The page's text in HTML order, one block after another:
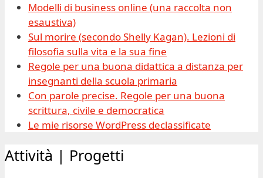
Modelli di business online (una raccolta non
esaustiva)
Sul morire (secondo Shelly Kagan). Lezioni di
filosofia sulla vita e la sua fine
Regole per una buona didattica a distanza per
insegnanti della scuola primaria
Con parole precise. Regole per una buona
scrittura, civile e democratica
Le mie risorse WordPress declassificate
Attività | Progetti